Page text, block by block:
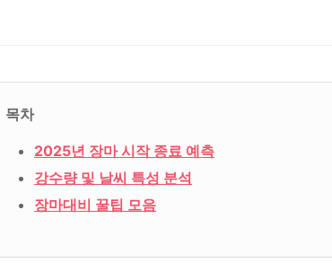
목차
2025년 장마 시작 종료 예측
강수량 및 날씨 특성 분석
장마대비 꿀팁 모음